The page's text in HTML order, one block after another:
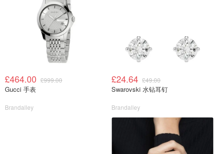
£464.00 £999.00
Gucci 手表
Brandalley
£24.64 £49.00
Swarovski 水钻耳钉
Brandalley